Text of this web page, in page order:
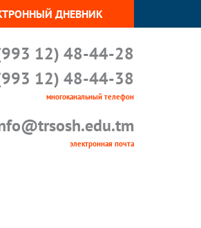
ДНЕВНИК
12) 48-44-28
12) 48-44-38
многоканальный телефон
электронная почта